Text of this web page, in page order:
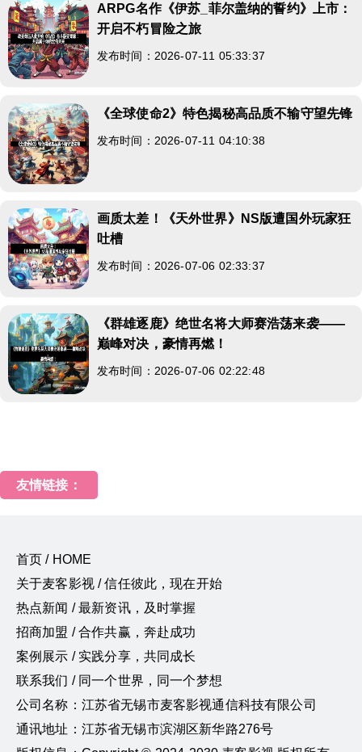
ARPG名作《伊苏_菲尔盖纳的誓约》上市：
开启不朽冒险之旅
发布时间：2026-07-11 05:33:37
《全球使命2》特色揭秘高品质不输守望先锋
发布时间：2026-07-11 04:10:38
画质太差！《天外世界》NS版遭国外玩家狂
吐槽
发布时间：2026-07-06 02:33:37
《群雄逐鹿》绝世名将大师赛浩荡来袭——
巅峰对决，豪情再燃！
发布时间：2026-07-06 02:22:48
友情链接：
首页 / HOME
关于麦客影视 / 信任彼此，现在开始
热点新闻 / 最新资讯，及时掌握
招商加盟 / 合作共赢，奔赴成功
案例展示 / 实践分享，共同成长
联系我们 / 同一个世界，同一个梦想
公司名称：江苏省无锡市麦客影视通信科技有限公司
通讯地址：江苏省无锡市滨湖区新华路276号